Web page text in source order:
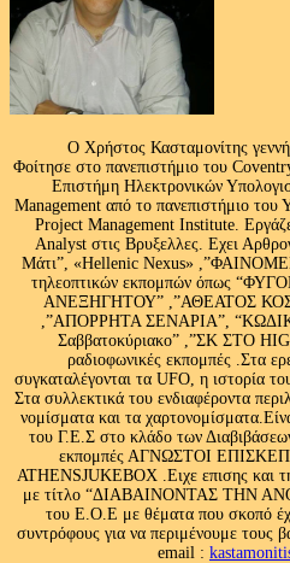
Ο Χρήστος Κασταμονίτης
Φοίτησε στο πανεπιστήμιο του
Επιστήμη Ηλεκτρονικών
Management από το πανεπιστήμιο του
Project Management Institute.
Analyst στις Βρυξελλες. Εχει
Μάτι”, «Hellenic Nexus»
τηλεοπτικών εκπομπών όπως
ΑΝΕΞΗΓΗΤΟΥ” ,”ΑΘΕΑΤΟΣ
,”ΑΠΟΡΡΗΤΑ ΣΕΝΑΡΙΑ”,
Σαββατοκύριακο” ,”ΣΚ ΣΤΟ
ραδιοφωνικές εκπομπές .Στα
συγκαταλέγονται τα UFO, η ιστορία
Στα συλλεκτικά του ενδιαφέροντα
νομίσματα και τα
του Γ.Ε.Σ στο κλάδο των
εκπομπές ΑΓΝΩΣΤΟΙ
ATHENSJUKEBOX .Ειχε επισης και
με τίτλο “ΔΙΑΒΑΙΝΟΝΤΑΣ ΤΗΝ
του Ε.Ο.Ε με θέματα που σκοπό
συντρόφους για να περιμένουμε τους
email :